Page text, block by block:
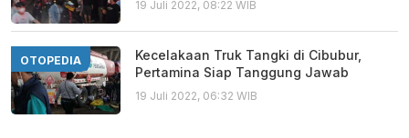
19 Juli 2022, 08:22 WIB
OTOPEDIA
Kecelakaan Truk Tangki di Cibubur,
Pertamina Siap Tanggung Jawab
19 Juli 2022, 06:32 WIB